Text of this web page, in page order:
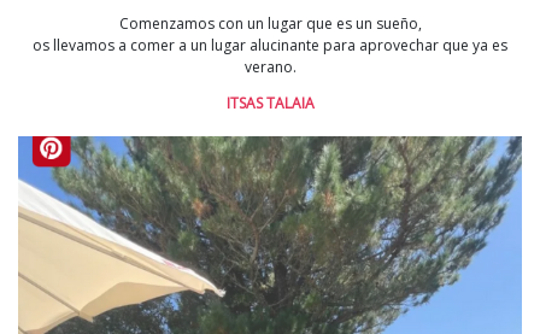
Comenzamos con un lugar que es un sueño,
os llevamos a comer a un lugar alucinante para aprovechar que ya es
verano.
ITSAS TALAIA